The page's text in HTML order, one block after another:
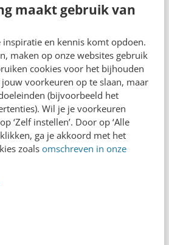
maakt gebruik van
inspiratie en kennis komt opdoen.
maken op onze websites gebruik
cookies voor het bijhouden
voorkeuren op te slaan, maar
(bijvoorbeeld het
Wil je je voorkeuren
‘Zelf instellen’. Door op ‘Alle
ga je akkoord met het
zoals omschreven in onze
denk aan campagne
en waar we zelf fan van zijn:
Er zijn heel veelAI-
zowel specifiek op Google
die je voor SEA kunt
niet alles zal waarschijnlijk
een goede output hebben
van Google Ads-